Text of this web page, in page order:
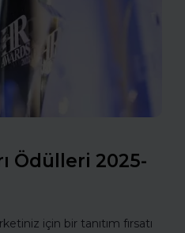
Ödülleri 2025-
için bir tanıtım fırsatı